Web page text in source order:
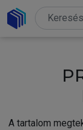
A tartalom